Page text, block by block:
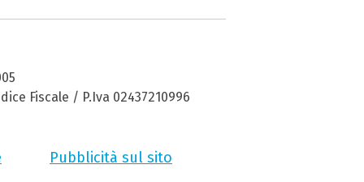
Fiscale / P.Iva 02437210996
Pubblicità sul sito